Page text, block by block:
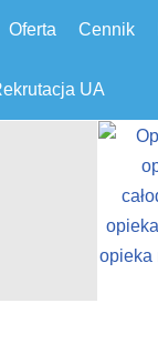
Oferta Cennik
UA